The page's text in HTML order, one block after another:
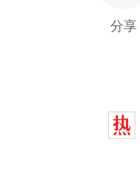
分享